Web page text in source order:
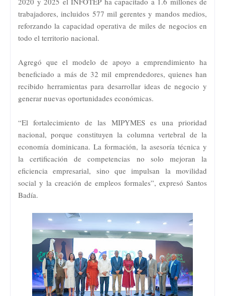
trabajadores, incluidos 577 mil gerentes y mandos medios,
reforzando la capacidad operativa de miles de negocios en
todo el territorio nacional.
Agregó que el modelo de apoyo a emprendimiento ha
beneficiado a más de 32 mil emprendedores, quienes han
recibido herramientas para desarrollar ideas de negocio y
generar nuevas oportunidades económicas.
“El fortalecimiento de las MIPYMES es una prioridad
nacional, porque constituyen la columna vertebral de la
economía dominicana. La formación, la asesoría técnica y
la certificación de competencias no solo mejoran la
eficiencia empresarial, sino que impulsan la movilidad
social y la creación de empleos formales”, expresó Santos
Badía.